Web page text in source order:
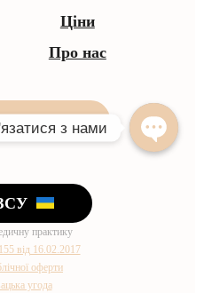
Ціни
Про нас
практику
від 16.02.2017
оферти
угода